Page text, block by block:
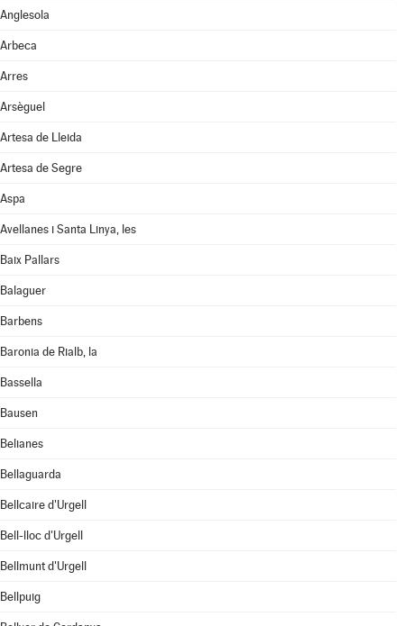
Anglesola
Arbeca
Arres
Arsèguel
Artesa de Lleida
Artesa de Segre
Aspa
Avellanes i Santa Linya, les
Baix Pallars
Balaguer
Barbens
Baronia de Rialb, la
Bassella
Bausen
Belianes
Bellaguarda
Bellcaire d'Urgell
Bell-lloc d'Urgell
Bellmunt d'Urgell
Bellpuig